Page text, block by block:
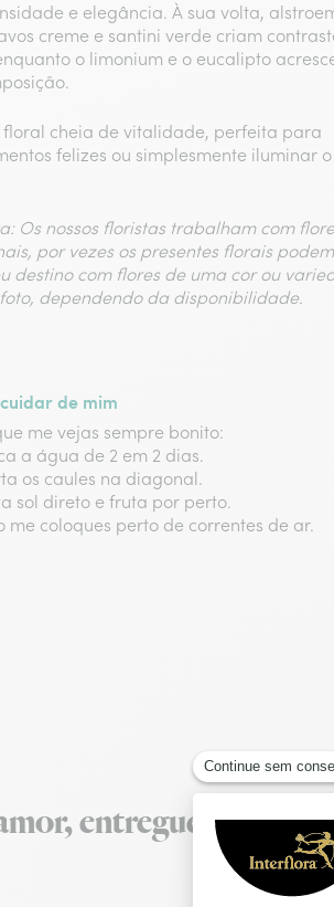
e elegância. À sua volta,
creme e santini verde criam
o limonium e o eucalipto
floral cheia de vitalidade, perfeita para
felizes ou simplesmente iluminar
Os nossos floristas trabalham com
por vezes os presentes florais podem
destino com flores de uma cor ou
dependendo da disponibilidade.
de mim
me vejas sempre bonito:​
a água de 2 em 2 dias​.
os caules na diagonal​.
sol direto e fruta por perto​.
me coloques perto de correntes de ar.
entregue com